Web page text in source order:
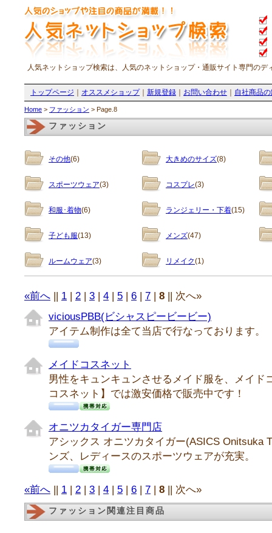
人気ネットショップ検索は、人気のネットショップ・通販サイト専門の
トップページ オススメショップ｜ 新規登録 お問い合わせ 自社商品
Home > ファッション > Page.8
ファッション
その他(6) 大きめのサイズ(8)
スポーツウェア(3) コスプレ(3)
和服･着物(6) ランジェリー・下着(15)
子ども服(13) メンズ(47)
ルームウェア(3) リメイク(1)
«前へ || 1 | 2 | 3 | 4 | 5 | 6 | 7 | 8 || 次へ»
viciousPBB(ビシャスピービービー)
アイテム制作は全て当店で行なっております。
メイドコスネット
男性をキュンキュンさせるメイド服を、メイド
コスネット】では激安価格で販売中です！
オニツカタイガー専門店
アシックス オニツカタイガー(ASICS Onitsuka
ンズ、レディースのスポーツウェアが充実。
«前へ || 1 | 2 | 3 | 4 | 5 | 6 | 7 | 8 || 次へ»
ファッション関連注目商品